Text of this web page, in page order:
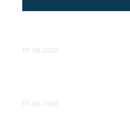
05.08.2026
03.08.2026